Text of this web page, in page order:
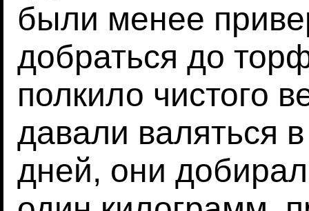
были менее
добраться до
полкило чистого
давали валяться
дней, они